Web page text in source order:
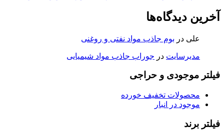
آخرین دیدگاه‌ها
علی در بوم جاذب مواد نفتی و روغنی
مدیرسایت در جوراب جاذب مواد شیمیایی
فیلتر موجودی و حراجی
محصولات تخفیف خورده
موجود در انبار
فیلتر برند